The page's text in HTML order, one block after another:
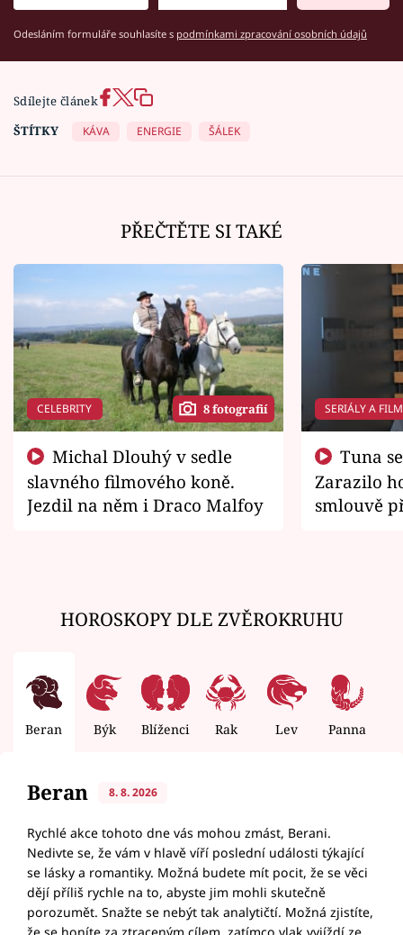
Odesláním formuláře souhlasíte s podmínkami zpracování osobních údajů
Sdílejte článek
ŠTÍTKY
KÁVA ENERGIE ŠÁLEK
PŘEČTĚTE SI TAKÉ
CELEBRITY 8 fotografií
slavného filmového koně.
Jezdil na něm i Draco Malfoy
SERIÁLY A
Zarazilo
smlouvě
HOROSKOPY DLE ZVĚROKRUHU
Beran Býk Blíženci Rak Lev Panna
Beran 8. 8. 2026
Rychlé akce tohoto dne vás mohou zmást, Berani.
Nedivte se, že vám v hlavě víří poslední události týkající
se lásky a romantiky. Možná budete mít pocit, že se věci
dějí příliš rychle na to, abyste jim mohli skutečně
porozumět. Snažte se nebýt tak analytičtí. Možná zjistíte,